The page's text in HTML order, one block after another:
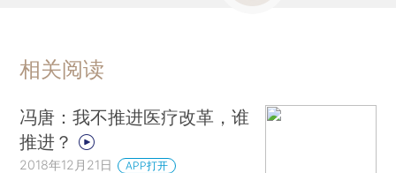
相关阅读
冯唐：我不推进医疗改革，谁
推进？
2018年12月21日 APP打开